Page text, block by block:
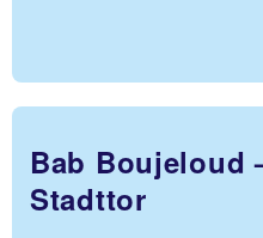
Bab Boujeloud
Stadttor